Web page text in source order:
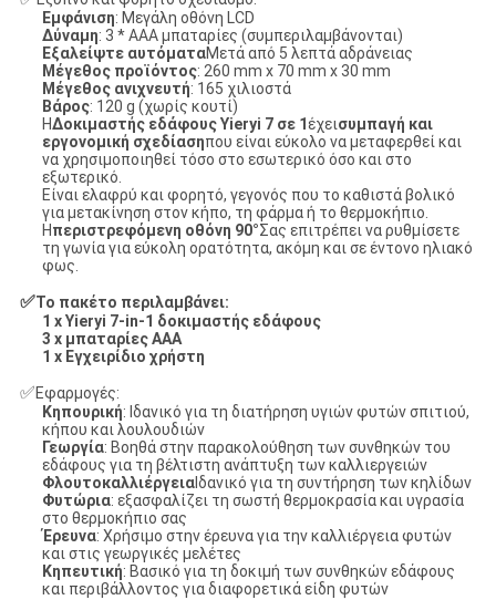
Εμφάνιση: Μεγάλη οθόνη LCD
Δύναμη: 3 * ΑΑΑ μπαταρίες (συμπεριλαμβάνονται)
Εξαλείψτε αυτόματαΜετά από 5 λεπτά αδράνειας
Μέγεθος προϊόντος: 260 mm x 70 mm x 30 mm
Μέγεθος ανιχνευτή: 165 χιλιοστά
Βάρος: 120 g (χωρίς κουτί)
ΗΔοκιμαστής εδάφους Yieryi 7 σε 1έχεισυμπαγή και
εργονομική σχεδίασηπου είναι εύκολο να μεταφερθεί και
να χρησιμοποιηθεί τόσο στο εσωτερικό όσο και στο
εξωτερικό.
Είναι ελαφρύ και φορητό, γεγονός που το καθιστά βολικό
για μετακίνηση στον κήπο, τη φάρμα ή το θερμοκήπιο.
Ηπεριστρεφόμενη οθόνη 90°Σας επιτρέπει να ρυθμίσετε
τη γωνία για εύκολη ορατότητα, ακόμη και σε έντονο ηλιακό
φως.
✅Το πακέτο περιλαμβάνει:
1 x Yieryi 7-in-1 δοκιμαστής εδάφους
3 x μπαταρίες AAA
1 x Εγχειρίδιο χρήστη
✅Εφαρμογές:
Κηπουρική: Ιδανικό για τη διατήρηση υγιών φυτών σπιτιού,
κήπου και λουλουδιών
Γεωργία: Βοηθά στην παρακολούθηση των συνθηκών του
εδάφους για τη βέλτιστη ανάπτυξη των καλλιεργειών
ΦλουτοκαλλιέργειαΙδανικό για τη συντήρηση των κηλίδων
Φυτώρια: εξασφαλίζει τη σωστή θερμοκρασία και υγρασία
στο θερμοκήπιο σας
Έρευνα: Χρήσιμο στην έρευνα για την καλλιέργεια φυτών
και στις γεωργικές μελέτες
Κηπευτική: Βασικό για τη δοκιμή των συνθηκών εδάφους
και περιβάλλοντος για διαφορετικά είδη φυτών